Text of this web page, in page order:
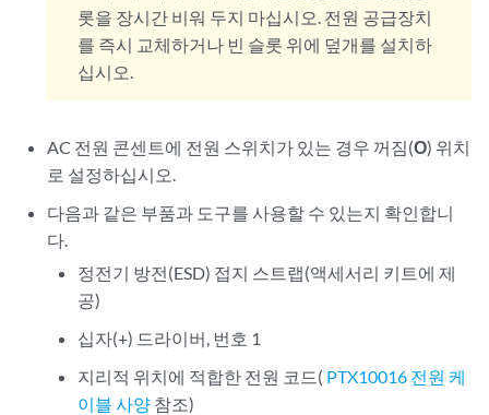
롯을 장시간 비워 두지 마십시오. 전원 공급장치
를 즉시 교체하거나 빈 슬롯 위에 덮개를 설치하
십시오.
AC 전원 콘센트에 전원 스위치가 있는 경우 꺼짐(O) 위치
로 설정하십시오.
다음과 같은 부품과 도구를 사용할 수 있는지 확인합니
다.
정전기 방전(ESD) 접지 스트랩(액세서리 키트에 제
공)
십자(+) 드라이버, 번호 1
지리적 위치에 적합한 전원 코드( PTX10016 전원 케
이블 사양참조)